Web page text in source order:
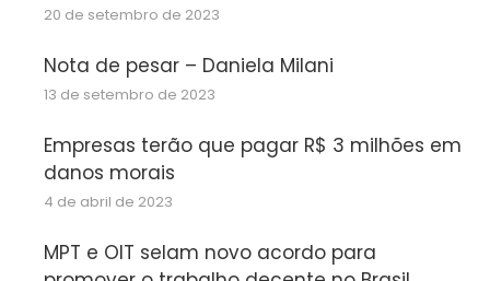
20 de setembro de 2023
Nota de pesar – Daniela Milani
13 de setembro de 2023
Empresas terão que pagar R$ 3 milhões em
danos morais
4 de abril de 2023
MPT e OIT selam novo acordo para